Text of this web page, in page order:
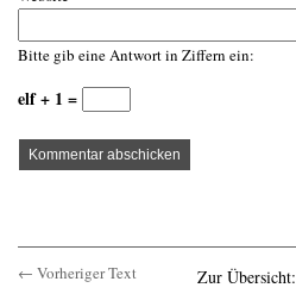
Bitte gib eine Antwort in Ziffern ein:
elf + 1 =
← Vorheriger Text Zur Übersicht: